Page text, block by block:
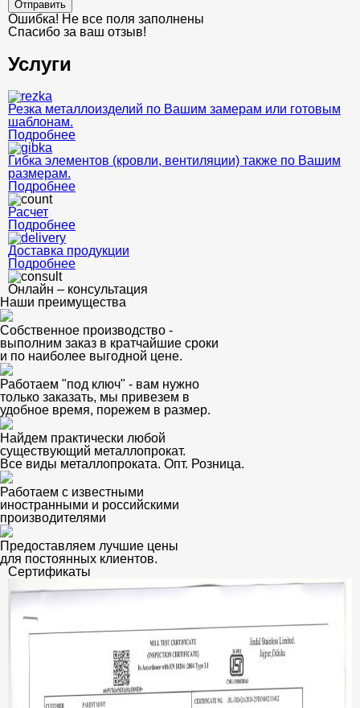
Отправить
Ошибка! Не все поля заполнены
Спасибо за ваш отзыв!
Услуги
Резка металлоизделий по Вашим замерам или готовым
шаблонам.
Подробнее
Гибка элементов (кровли, вентиляции) также по Вашим
размерам.
Подробнее
Расчет
Подробнее
Доставка продукции
Подробнее
Онлайн – консультация
Наши преимущества
Собственное производство -
выполним заказ в кратчайшие сроки
и по наиболее выгодной цене.
Работаем "под ключ" - вам нужно
только заказать, мы привезем в
удобное время, порежем в размер.
Найдем практически любой
существующий металлопрокат.
Все виды металлопроката. Опт. Розница.
Работаем с известными
иностранными и российскими
производителями
Предоставляем лучшие цены
для постоянных клиентов.
Сертификаты